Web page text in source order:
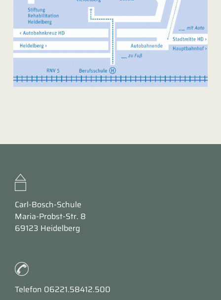
Carl-Bosch-Schule
Maria-Probst-Str. 8
69123 Heidelberg
Telefon 06221.58412.500